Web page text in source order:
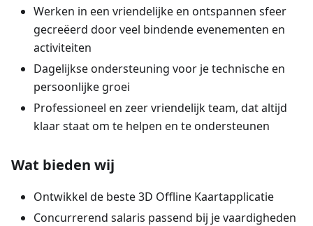
Werken in een vriendelijke en ontspannen sfeer
gecreëerd door veel bindende evenementen en
activiteiten
Dagelijkse ondersteuning voor je technische en
persoonlijke groei
Professioneel en zeer vriendelijk team, dat altijd
klaar staat om te helpen en te ondersteunen
Wat bieden wij
Ontwikkel de beste 3D Offline Kaartapplicatie
Concurrerend salaris passend bij je vaardigheden